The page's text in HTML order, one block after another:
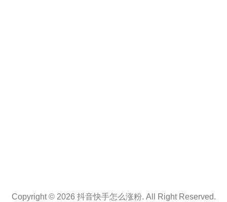
Copyright © 2026 抖音快手怎么涨粉. All Right Reserved.